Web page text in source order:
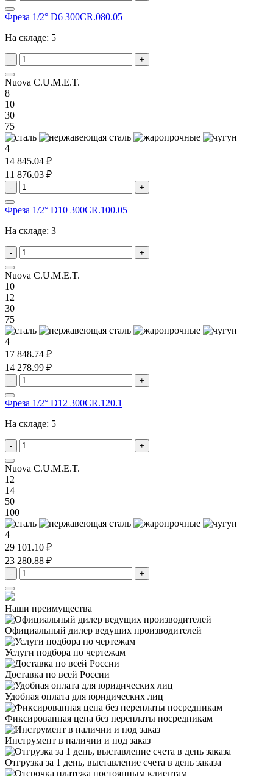
Фреза 1/2° D6 300CR.080.05
На складе: 5
- +
Nuova C.U.M.E.T.
8
10
30
75
4
14 845.04 ₽
11 876.03 ₽
- +
Фреза 1/2° D10 300CR.100.05
На складе: 3
- +
Nuova C.U.M.E.T.
10
12
30
75
4
17 848.74 ₽
14 278.99 ₽
- +
Фреза 1/2° D12 300CR.120.1
На складе: 5
- +
Nuova C.U.M.E.T.
12
14
50
100
4
29 101.10 ₽
23 280.88 ₽
- +
Наши преимущества
Официальный дилер ведущих производителей
Услуги подбора по чертежам
Доставка по всей России
Удобная оплата для юридических лиц
Фиксированная цена без переплаты посредникам
Инструмент в наличии и под заказ
Отгрузка за 1 день, выставление счета в день заказа